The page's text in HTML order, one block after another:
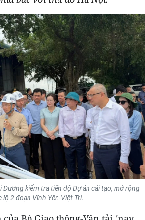
NGHỆ
TIN
SÂU
NAM
Dương kiểm tra tiến độ Dự án cải tạo, mở rộng
lộ 2 đoạn Vĩnh Yên-Việt Trì.